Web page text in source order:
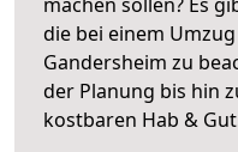
die bei einem
Gandersheim zu
der Planung bis hin
kostbaren Hab &